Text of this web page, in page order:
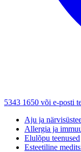
5343 1650 või e-posti
Aju ja
Allergia ja
Elulõpu teenused
Esteetiline